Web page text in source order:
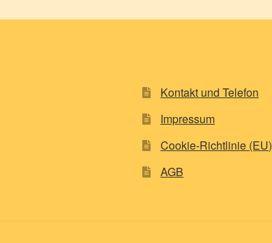
Kontakt und Telefon
Impressum
Cookie-Richtlinie (EU)
AGB